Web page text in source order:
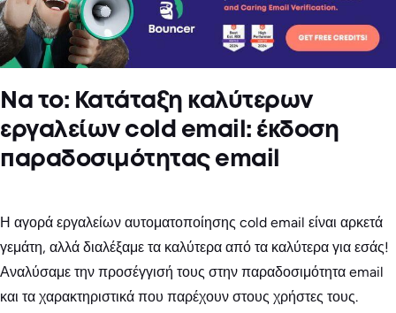
Να το: Κατάταξη καλύτερων
εργαλείων cold email: έκδοση
παραδοσιμότητας email
Η αγορά εργαλείων αυτοματοποίησης cold email είναι αρκετά
γεμάτη, αλλά διαλέξαμε τα καλύτερα από τα καλύτερα για εσάς!
Αναλύσαμε την προσέγγισή τους στην παραδοσιμότητα email
και τα χαρακτηριστικά που παρέχουν στους χρήστες τους.